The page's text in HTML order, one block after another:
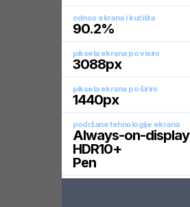
odnos ekrana i kućišta
90.2%
piksela ekrana po visini
3088px
piksela ekrana po širini
1440px
podržane tehnologije ekrana
Always-on-display
HDR10+
Pen